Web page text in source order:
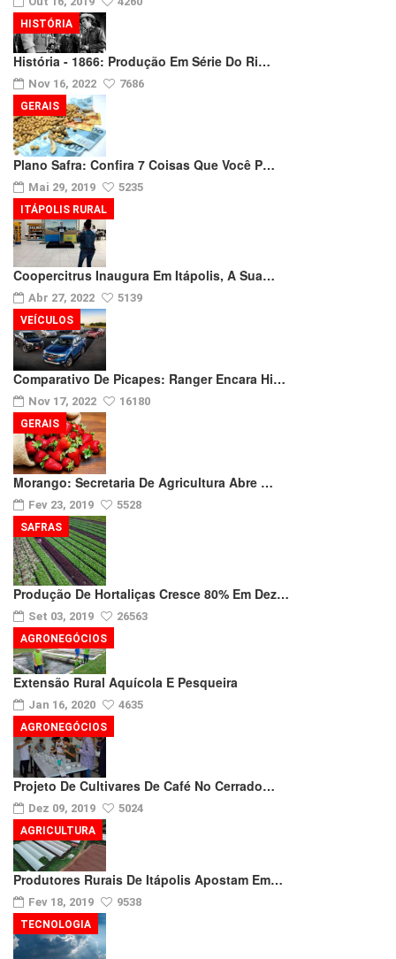
História - 1866: Produção Em Série Do Ri…
Nov 16, 2022 7686
HISTÓRIA
Plano Safra: Confira 7 Coisas Que Você P…
Mai 29, 2019 5235
GERAIS
Coopercitrus Inaugura Em Itápolis, A Sua…
Abr 27, 2022 5139
ITÁPOLIS RURAL
Comparativo De Picapes: Ranger Encara Hi…
Nov 17, 2022 16180
VEÍCULOS
Morango: Secretaria De Agricultura Abre …
Fev 23, 2019 5528
GERAIS
Produção De Hortaliças Cresce 80% Em Dez…
Set 03, 2019 26563
SAFRAS
Extensão Rural Aquícola E Pesqueira
Jan 16, 2020 4635
AGRONEGÓCIOS
Projeto De Cultivares De Café No Cerrado…
Dez 09, 2019 5024
AGRONEGÓCIOS
Produtores Rurais De Itápolis Apostam Em…
Fev 18, 2019 9538
AGRICULTURA
TECNOLOGIA